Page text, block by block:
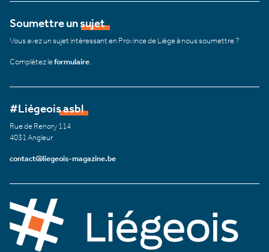
Soumettre un sujet
Vous avez un sujet intéressant en Province de Liège à nous soumettre ?
Complétez leformulaire
#Liégeois asbl
Rue de Renory 114
4031 Angleur
contact@liegeois-magazine.be